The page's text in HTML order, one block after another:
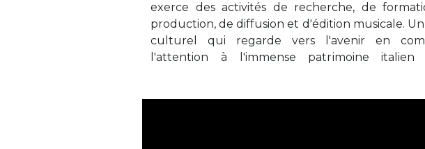
exerce des activités de recherche, de
production, de diffusion et d'édition musicale.
culturel qui regarde vers l'avenir en
l'attention à l'immense patrimoine